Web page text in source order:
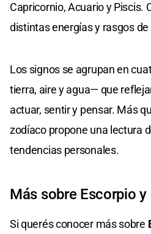
Capricornio, Acuario y Piscis.
distintas energías y rasgos
Los signos se agrupan en
tierra, aire y agua— que
actuar, sentir y pensar. Más
zodíaco propone una lectura
tendencias personales.
Más sobre Escorpio
Si querés conocer más sobre